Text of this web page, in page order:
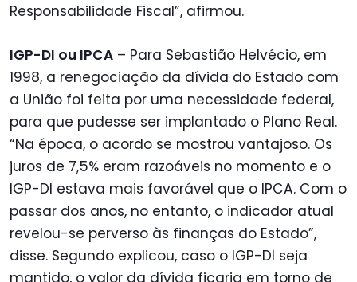
Responsabilidade Fiscal”, afirmou.
IGP-DI ou IPCA – Para Sebastião Helvécio, em
1998, a renegociação da dívida do Estado com
a União foi feita por uma necessidade federal,
para que pudesse ser implantado o Plano Real.
“Na época, o acordo se mostrou vantajoso. Os
juros de 7,5% eram razoáveis no momento e o
IGP-DI estava mais favorável que o IPCA. Com o
passar dos anos, no entanto, o indicador atual
revelou-se perverso às finanças do Estado”,
disse. Segundo explicou, caso o IGP-DI seja
mantido, o valor da dívida ficaria em torno de